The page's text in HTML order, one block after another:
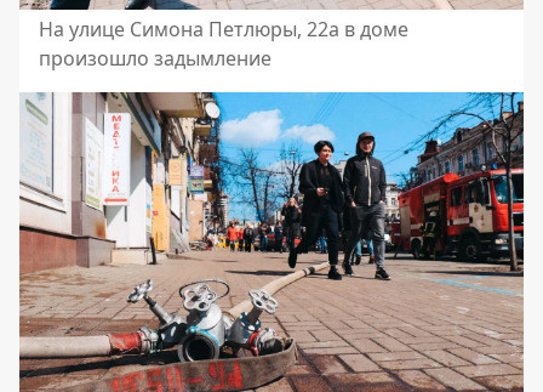
На улице Симона Петлюры, 22а в доме
произошло задымление